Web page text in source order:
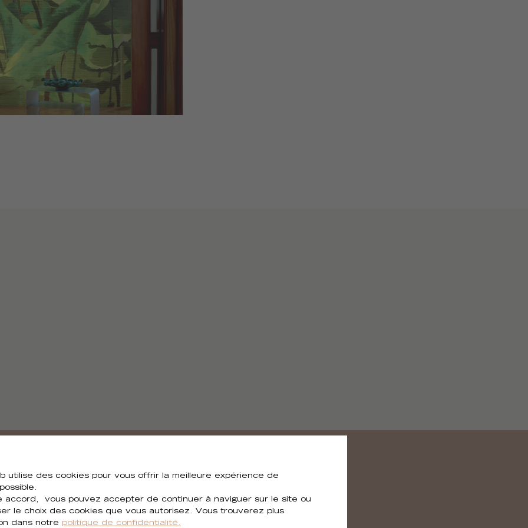
Besoin de tous les visuels ?
Vous pouvez télécharger tous les visuels de la collection
utilise des cookies pour vous offrir la meilleure expérience de
accord, vous pouvez accepter de continuer à naviguer sur le site ou
le choix des cookies que vous autorisez. Vous trouverez plus
dans notre politique de confidentialité.